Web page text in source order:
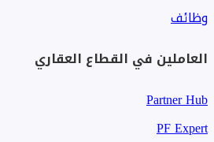
وظائف
العاملين في القطاع العقاري
Partner Hub
PF Expert